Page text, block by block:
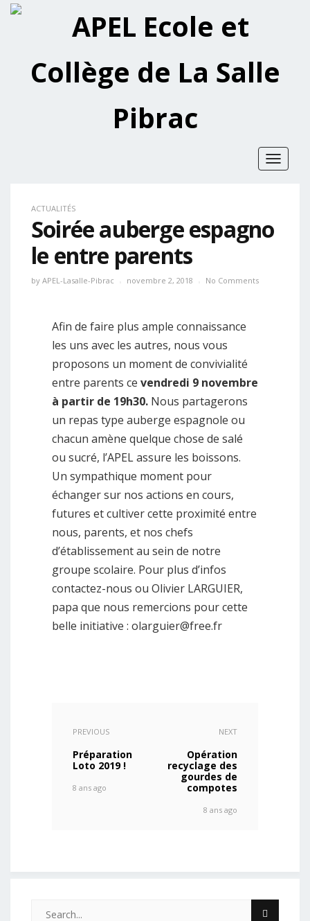
Toggle
ACTUALITÉS
Soirée auberge espagno
le entre parents
by APEL-Lasalle-Pibrac novembre 2, 2018 No Comments
Afin de faire plus ample connaissance
les uns avec les autres, nous vous
proposons un moment de convivialité
entre parents ce vendredi 9 novembre
à partir de 19h30. Nous partagerons
un repas type auberge espagnole ou
chacun amène quelque chose de salé
ou sucré, l’APEL assure les boissons.
Un sympathique moment pour
échanger sur nos actions en cours,
futures et cultiver cette proximité entre
nous, parents, et nos chefs
d’établissement au sein de notre
groupe scolaire. Pour plus d’infos
contactez-nous ou Olivier LARGUIER,
papa que nous remercions pour cette
belle initiative : olarguier@free.fr
PREVIOUS
Préparation
Loto 2019 !
8 ans ago
NEXT
Opération
recyclage des
gourdes de
compotes
8 ans ago